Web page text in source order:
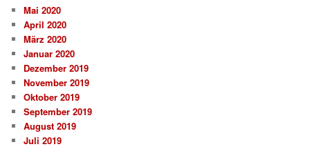
Mai 2020
April 2020
März 2020
Januar 2020
Dezember 2019
November 2019
Oktober 2019
September 2019
August 2019
Juli 2019